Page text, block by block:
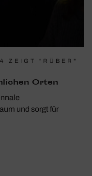
ZEIGT "RÜBER"
Orten
und sorgt für